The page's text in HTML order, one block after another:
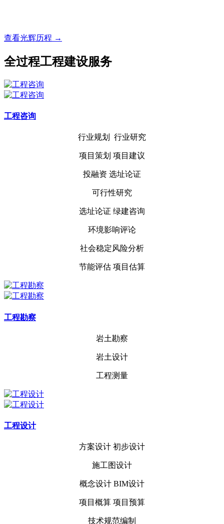
查看光辉历程 →
全过程工程建设服务
工程咨询
行业规划 行业研究
项目策划 项目建议
投融资 选址论证
可行性研究
选址论证 绿建咨询
环境影响评论
社会稳定风险分析
节能评估 项目估算
工程勘察
岩土勘察
岩土设计
工程测量
工程设计
方案设计 初步设计
施工图设计
概念设计 BIM设计
项目概算 项目预算
技术规范编制